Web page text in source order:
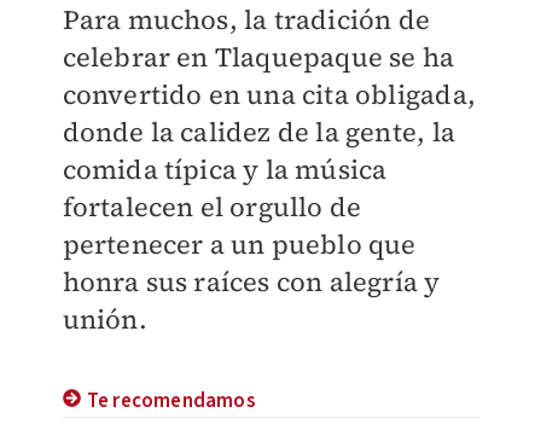
Para muchos, la tradición de
celebrar en Tlaquepaque se ha
convertido en una cita obligada,
donde la calidez de la gente, la
comida típica y la música
fortalecen el orgullo de
pertenecer a un pueblo que
honra sus raíces con alegría y
unión.
Te recomendamos